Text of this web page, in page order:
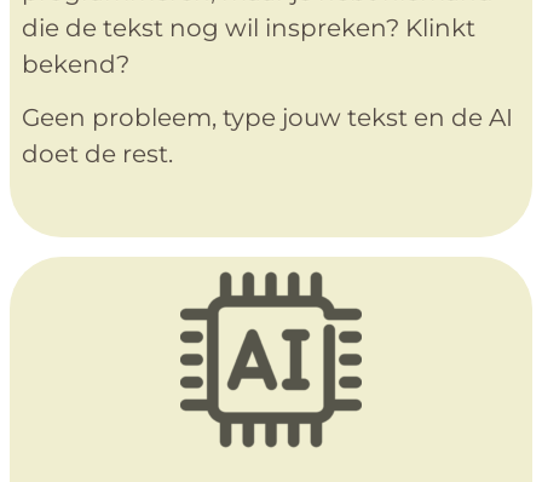
die de tekst nog wil inspreken? Klinkt
bekend?
Geen probleem, type jouw tekst en de AI
doet de rest.